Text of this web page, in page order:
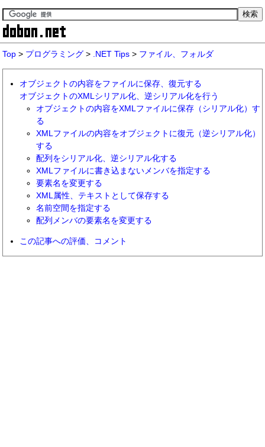
Top > プログラミング > .NET Tips > ファイル、フォルダ
オブジェクトの内容をファイルに保存、復元する
オブジェクトのXMLシリアル化、逆シリアル化を行う
オブジェクトの内容をXMLファイルに保存（シリアル化）す
る
XMLファイルの内容をオブジェクトに復元（逆シリアル化）
する
配列をシリアル化、逆シリアル化する
XMLファイルに書き込まないメンバを指定する
要素名を変更する
XML属性、テキストとして保存する
名前空間を指定する
配列メンバの要素名を変更する
この記事への評価、コメント